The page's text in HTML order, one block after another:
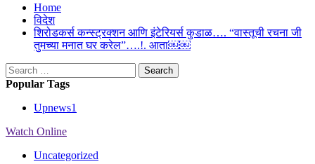
Primary
Menu
Home
विदेश
शिरोडकर्स कन्स्ट्रक्शन आणि इंटेरियर्स कुडाळ…. “वास्तूची रचना जी
तुमच्या मनात घर करेल”….!. आता￼￼
Search
for:
Popular Tags
Upnews1
Watch Online
Uncategorized